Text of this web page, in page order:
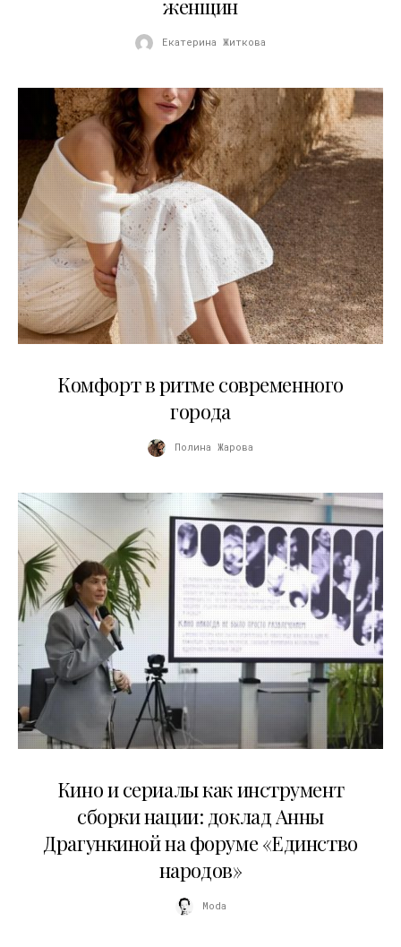
женщин
Екатерина Житкова
Комфорт в ритме современного
города
Полина Жарова
Кино и сериалы как инструмент
сборки нации: доклад Анны
Драгункиной на форуме «Единство
народов»
Moda